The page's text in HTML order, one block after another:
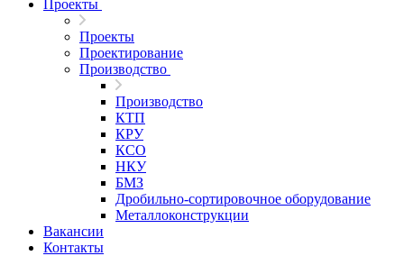
Проекты
Проекты
Проектирование
Производство
Производство
КТП
КРУ
КСО
НКУ
БМЗ
Дробильно-сортировочное оборудование
Металлоконструкции
Вакансии
Контакты